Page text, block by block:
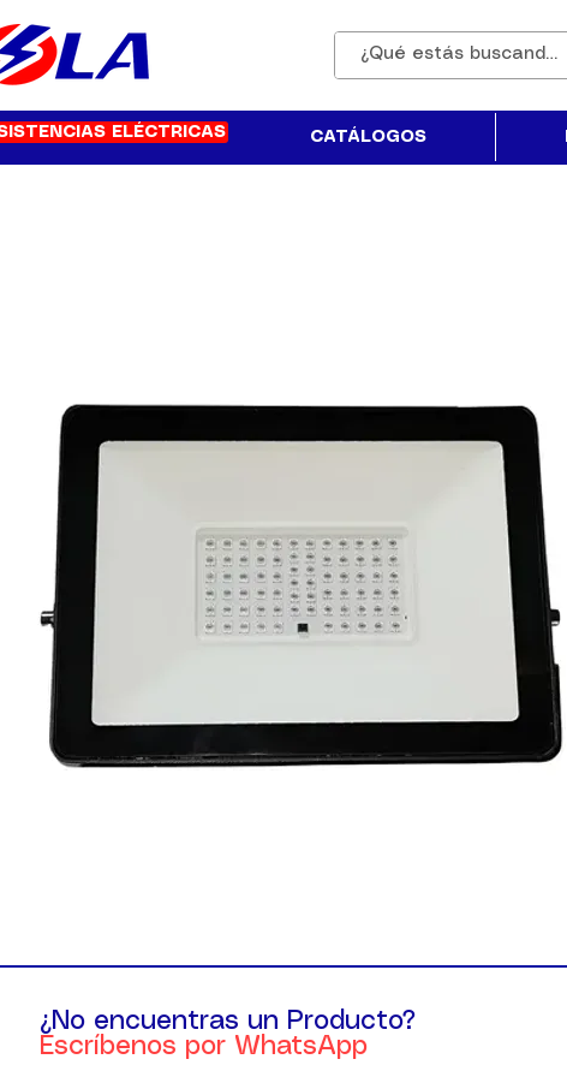
ELÉCTRICAS CATÁLOGOS
¿No encuentras un Producto?
Escríbenos por WhatsApp